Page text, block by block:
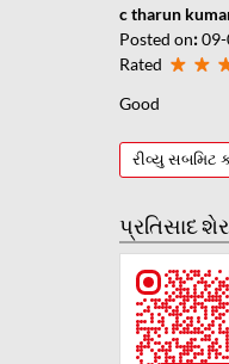
c tharun
Posted on:
Rated
Good
રીવ્યુ સબમિટ
પ્રતિસાદ